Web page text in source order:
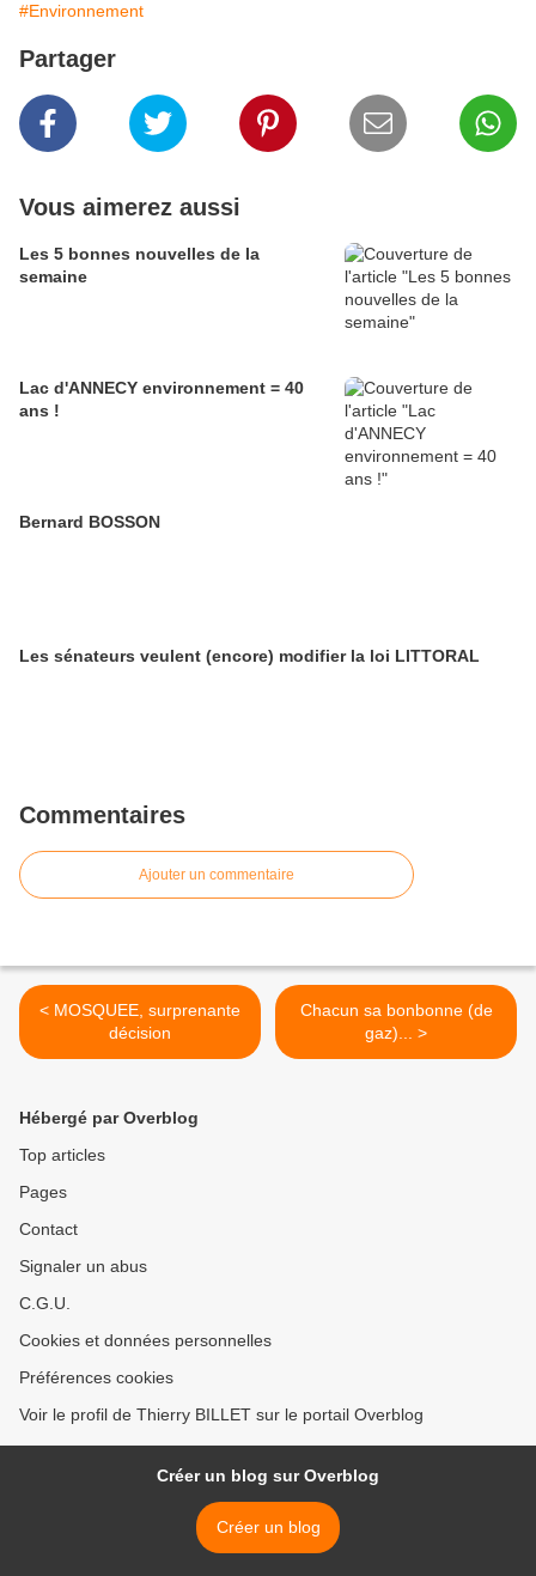
#Environnement
Partager
Vous aimerez aussi
Les 5 bonnes nouvelles de la
semaine
Lac d'ANNECY environnement = 40
ans !
Bernard BOSSON
Les sénateurs veulent (encore) modifier la loi LITTORAL
Commentaires
Ajouter un commentaire
< MOSQUEE, surprenante
décision
Chacun sa bonbonne (de
gaz)... >
Hébergé par Overblog
Top articles
Pages
Contact
Signaler un abus
C.G.U.
Cookies et données personnelles
Préférences cookies
Voir le profil de Thierry BILLET sur le portail Overblog
Créer un blog sur Overblog
Créer un blog